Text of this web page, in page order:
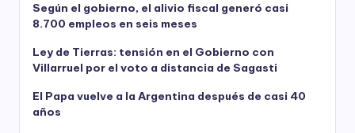
Según el gobierno, el alivio fiscal generó casi
8.700 empleos en seis meses
Ley de Tierras: tensión en el Gobierno con
Villarruel por el voto a distancia de Sagasti
El Papa vuelve a la Argentina después de casi 40
años